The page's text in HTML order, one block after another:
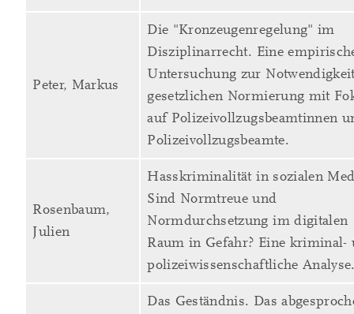
Peter, Markus
Die "Kronzeugenregelung" im
Disziplinarrecht. Eine
Untersuchung zur
gesetzlichen Normierung mit
auf Polizeivollzugsbeamtinnen
Polizeivollzugsbeamte.
Rosenbaum,
Julien
Hasskriminalität in sozialen
Sind Normtreue und
Normdurchsetzung im digitalen
Raum in Gefahr? Eine kriminal-
polizeiwissenschaftliche
Das Geständnis. Das